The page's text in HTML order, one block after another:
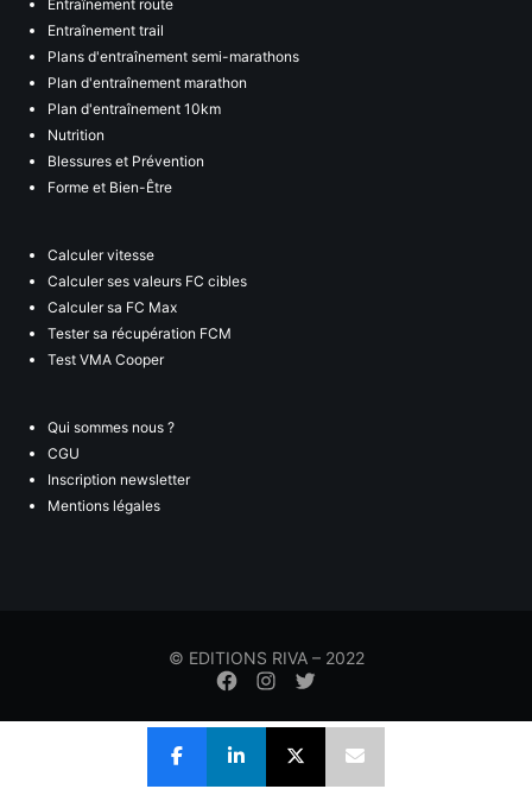
Entraînement route
Entraînement trail
Plans d'entraînement semi-marathons
Plan d'entraînement marathon
Plan d'entraînement 10km
Nutrition
Blessures et Prévention
Forme et Bien-Être
Calculer vitesse
Calculer ses valeurs FC cibles
Calculer sa FC Max
Tester sa récupération FCM
Test VMA Cooper
Qui sommes nous ?
CGU
Inscription newsletter
Mentions légales
© EDITIONS RIVA – 2022
Élément
menude
de